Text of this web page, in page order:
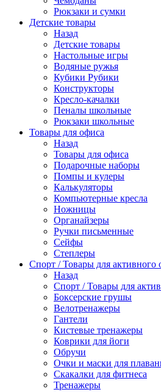
Рюкзаки и сумки
Детские товары
Назад
Детские товары
Настольные игры
Водяные ружья
Кубики Рубики
Конструкторы
Кресло-качалки
Пеналы школьные
Рюкзаки школьные
Товары для офиса
Назад
Товары для офиса
Подарочные наборы
Помпы и кулеры
Калькуляторы
Компьютерные кресла
Ножницы
Органайзеры
Ручки письменные
Сейфы
Степлеры
Спорт / Товары для активного
Назад
Спорт / Товары для
Боксерские грушы
Велотренажеры
Гантели
Кистевые тренажеры
Коврики для йоги
Обручи
Очки и маски для
Скакалки для фитнеса
Тренажеры